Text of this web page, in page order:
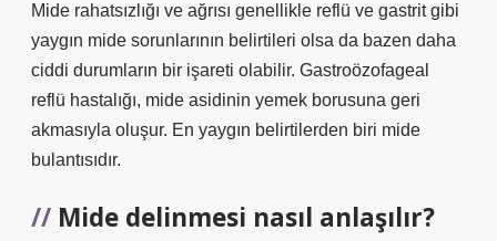
Mide rahatsızlığı ve ağrısı genellikle reflü ve gastrit gibi
yaygın mide sorunlarının belirtileri olsa da bazen daha
ciddi durumların bir işareti olabilir. Gastroözofageal
reflü hastalığı, mide asidinin yemek borusuna geri
akmasıyla oluşur. En yaygın belirtilerden biri mide
bulantısıdır.
Mide delinmesi nasıl anlaşılır?